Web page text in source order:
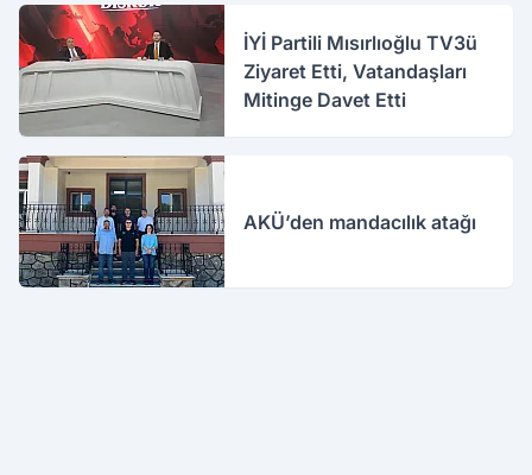
İYİ Partili Mısırlıoğlu TV3ü
Ziyaret Etti, Vatandaşları
Mitinge Davet Etti
AKÜ’den mandacılık atağı